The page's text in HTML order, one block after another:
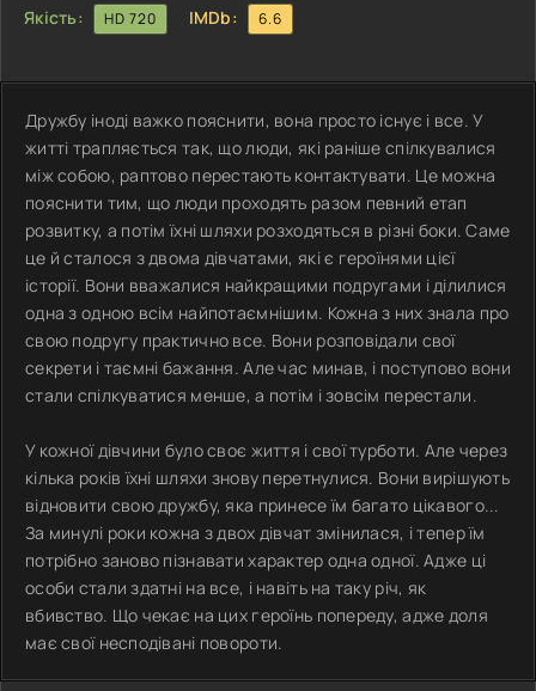
Якість:
HD 720 IMDb: 6.6
Дружбу іноді важко пояснити, вона просто існує і все. У
житті трапляється так, що люди, які раніше спілкувалися
між собою, раптово перестають контактувати. Це можна
пояснити тим, що люди проходять разом певний етап
розвитку, а потім їхні шляхи розходяться в різні боки. Саме
це й сталося з двома дівчатами, які є героїнями цієї
історії. Вони вважалися найкращими подругами і ділилися
одна з одною всім найпотаємнішим. Кожна з них знала про
свою подругу практично все. Вони розповідали свої
секрети і таємні бажання. Але час минав, і поступово вони
стали спілкуватися менше, а потім і зовсім перестали.
У кожної дівчини було своє життя і свої турботи. Але через
кілька років їхні шляхи знову перетнулися. Вони вирішують
відновити свою дружбу, яка принесе їм багато цікавого...
За минулі роки кожна з двох дівчат змінилася, і тепер їм
потрібно заново пізнавати характер одна одної. Адже ці
особи стали здатні на все, і навіть на таку річ, як
вбивство. Що чекає на цих героїнь попереду, адже доля
має свої несподівані повороти.